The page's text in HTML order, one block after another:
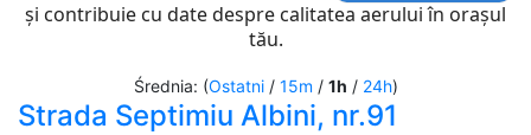
și contribuie cu date despre calitatea aerului în orașul
tău.
Średnia: (Ostatni/ 15m / 1h / 24h)
Strada Septimiu Albini, nr.91